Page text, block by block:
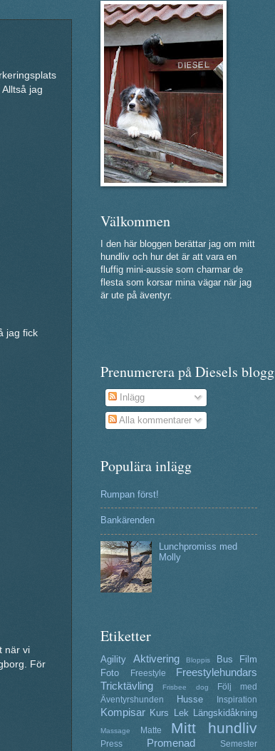
jag
jag fick
när vi
För
Välkommen
I den här bloggen berättar jag om mitt
hundliv och hur det är att vara en
fluffig mini-aussie som charmar de
flesta som korsar mina vägar när jag
är ute på äventyr.
Prenumerera på Diesels blogg
Inlägg
Alla kommentarer
Populära inlägg
Rumpan först!
Bankärenden
Lunchpromiss med
Molly
Etiketter
Agility Aktivering Bloppis Bus
Film
Foto
Freestyle
Freestylehundars
Tricktävling
Frisbee dog
Följ med
Äventyrshunden
Husse Inspiration
Kompisar Kurs Lek Längskidåkning
Massage Matte Mitt hundliv
Press Promenad Semester